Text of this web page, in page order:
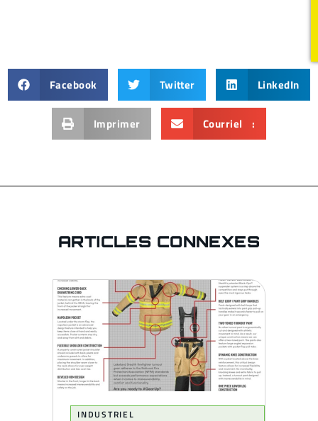
Facebook Twitter LinkedIn
Imprimer Courriel :
ARTICLES CONNEXES
INDUSTRIEL